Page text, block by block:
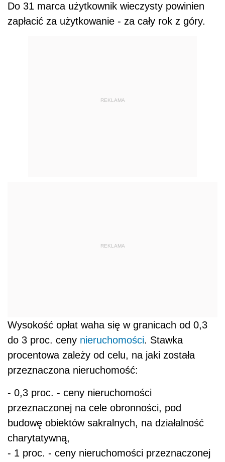
Do 31 marca użytkownik wieczysty powinien
zapłacić za użytkowanie - za cały rok z góry.
REKLAMA
REKLAMA
Wysokość opłat waha się w granicach od 0,3
do 3 proc. ceny nieruchomości. Stawka
procentowa zależy od celu, na jaki została
przeznaczona nieruchomość:
- 0,3 proc. - ceny nieruchomości
przeznaczonej na cele obronności, pod
budowę obiektów sakralnych, na działalność
charytatywną,
- 1 proc. - ceny nieruchomości przeznaczonej